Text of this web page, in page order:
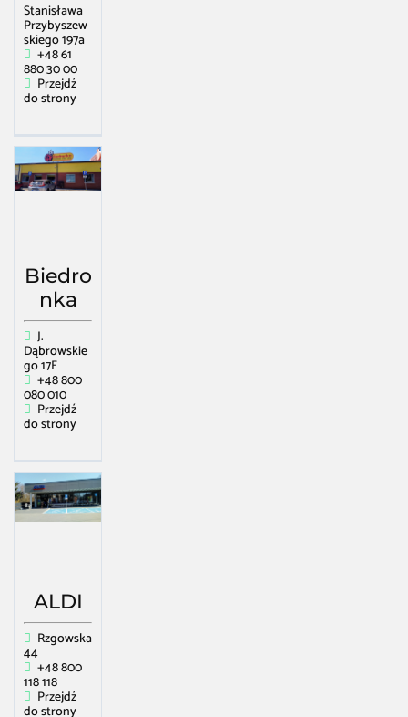
Stanisława
Przybyszew
skiego 197a
+48 61
880 30 00
Przejdź
do strony
Biedro
nka
J.
Dąbrowskie
go 17F
+48 800
080 010
Przejdź
do strony
ALDI
Rzgowska
44
+48 800
118 118
Przejdź
do strony